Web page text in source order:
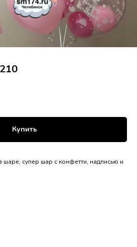
Купить
шаре, супер шар с конфетти, надписью и